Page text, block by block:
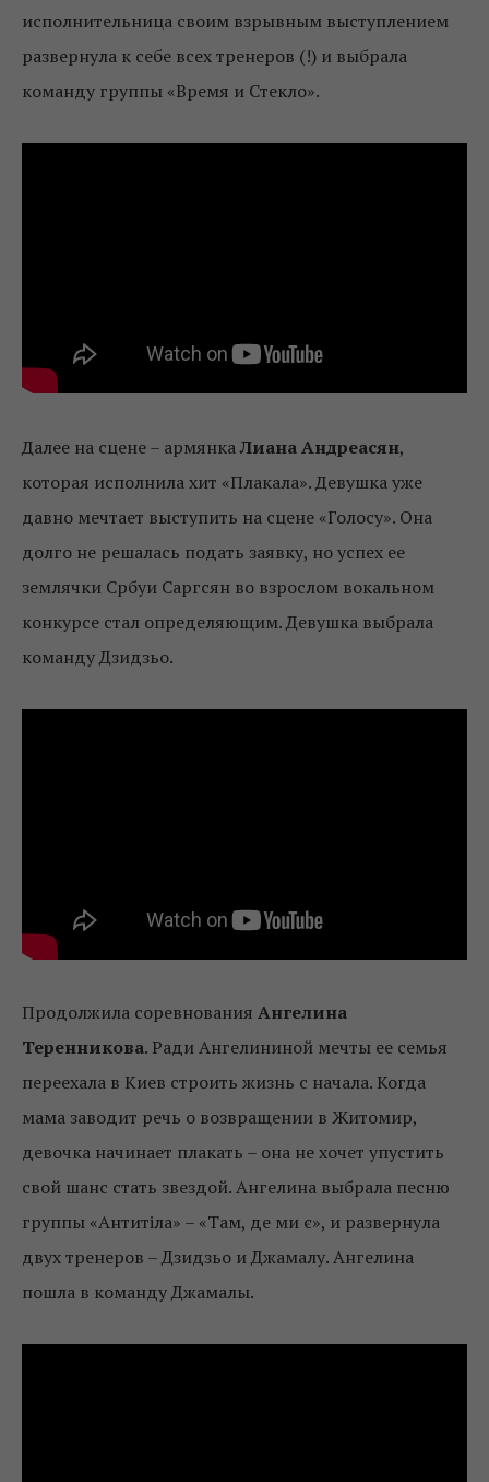
исполнительница своим взрывным выступлением
развернула к себе всех тренеров (!) и выбрала
команду группы «Время и Стекло».
Далее на сцене – армянкаЛиана Андреасян,
которая исполнила хит «Плакала». Девушка уже
давно мечтает выступить на сцене «Голосу». Она
долго не решалась подать заявку, но успех ее
землячки Србуи Саргсян во взрослом вокальном
конкурсе стал определяющим. Девушка выбрала
команду Дзидзьо.
Продолжила соревнования Ангелина
Теренникова. Ради Ангелининой мечты ее семья
переехала в Киев строить жизнь с начала. Когда
мама заводит речь о возвращении в Житомир,
девочка начинает плакать – она не хочет упустить
свой шанс стать звездой. Ангелина выбрала песню
группы «Антитіла» – «Там, де ми є», и развернула
двух тренеров – Дзидзьо и Джамалу. Ангелина
пошла в команду Джамалы.